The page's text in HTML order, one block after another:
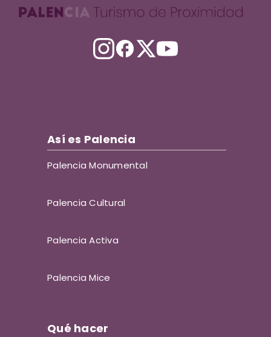
Así es Palencia
Palencia Monumental
Palencia Cultural
Palencia Activa
Palencia Mice
Qué hacer